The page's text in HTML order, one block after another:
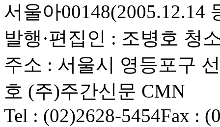
서울아00148(2005.12.14
발행·편집인 : 조병호 청
주소 : 서울시 영등포구
호 (주)주간신문 CMN
Tel : (02)2628-5454Fax :